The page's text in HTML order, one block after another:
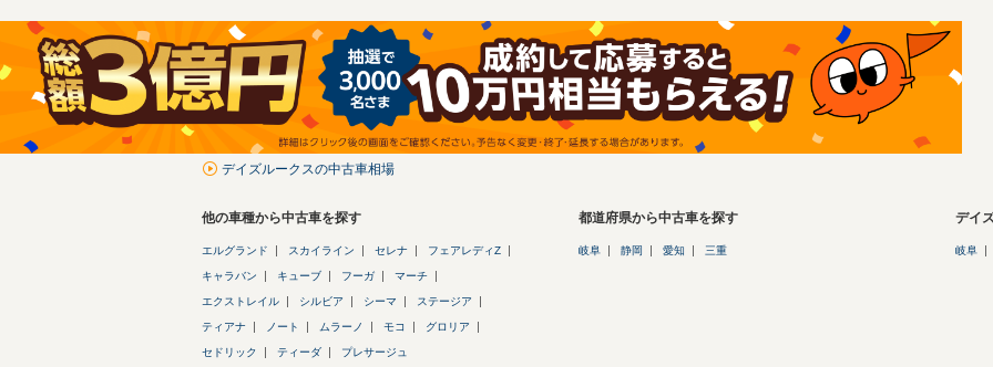
デイズルークスの中古車相場
他の車種から中古車を探す
エルグランド スカイライン セレナ フェアレディZ
キャラバン キューブ フーガ マーチ
エクストレイル シルビア シーマ ステージア
ティアナ ノート ムラーノ モコ グロリア
セドリック ティーダ プレサージュ
都道府県から中古車を探す
岐阜 静岡 愛知 三重
デイ
岐阜